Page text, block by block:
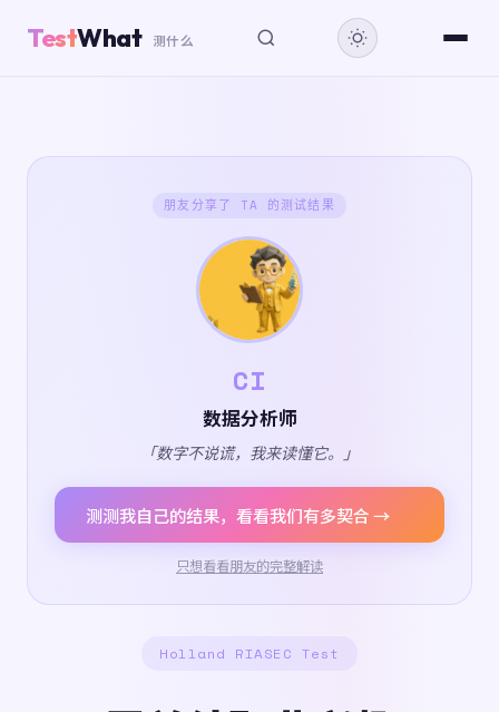
TestWhat 测什么
朋友分享了 TA 的测试结果
CI
数据分析师
「数字不说谎，我来读懂它。」
测测我自己的结果，看看我们有多契合 →
只想看看朋友的完整解读
Holland RIASEC Test